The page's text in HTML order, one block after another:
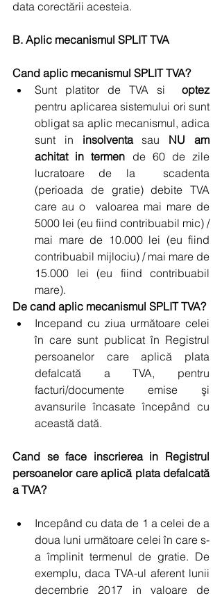
data corectării acesteia.
B. Aplic mecanismul SPLIT TVA
Cand aplic mecanismul SPLIT TVA?
Sunt platitor de TVA si optez
pentru aplicarea sistemului ori sunt
obligat sa aplic mecanismul, adica
sunt in insolventa sau NU am
achitat in termen de 60 de zile
lucratoare de la  scadenta
(perioada de gratie) debite TVA
care au o  valoarea mai mare de
5000 lei (eu fiind contribuabil mic) /
mai mare de 10.000 lei (eu fiind
contribuabil mijlociu) / mai mare de
15.000 lei (eu fiind contribuabil
mare).
De cand aplic mecanismul SPLIT TVA?
Incepand cu ziua următoare celei
în care sunt publicat în Registrul
persoanelor care aplică plata
defalcată a TVA, pentru
facturi/documente emise şi
avansurile încasate începând cu
această dată.
Cand se face inscrierea in Registrul
persoanelor care aplică plata defalcată
a TVA?
Incepând cu data de 1 a celei de a
doua luni următoare celei în care s-
a împlinit termenul de gratie. De
exemplu, daca TVA-ul aferent lunii
decembrie 2017 in valoare de